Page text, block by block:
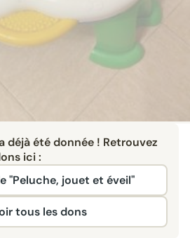
déjà été donnée ! Retrouvez
ici :
"Peluche, jouet et éveil"
tous les dons